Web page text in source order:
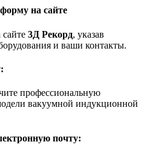
на сайте
3Д Рекорд, указав
и ваши контакты.
профессиональную
вакуумной индукционной
почту: